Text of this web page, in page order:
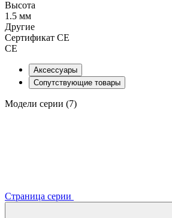
Высота
1.5 мм
Другие
Сертификат CE
CE
Аксессуары
Сопутствующие товары
Модели серии (7)
Страница серии